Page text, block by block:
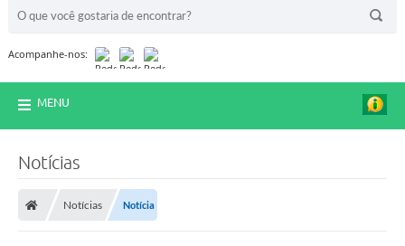
Acompanhe-nos:
MENU
Notícias
Notícias Notícia